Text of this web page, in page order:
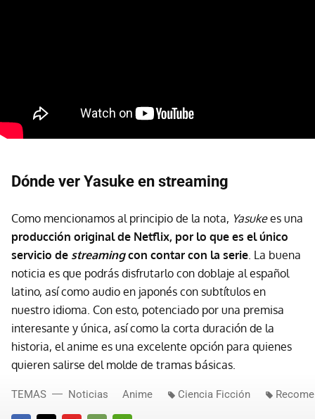
Dónde ver Yasuke en streaming
Como mencionamos al principio de la nota, Yasukees una
producción original de Netflix, por lo que es el único
servicio de streamingcon contar con la serie. La buena
noticia es que podrás disfrutarlo con doblaje al español
latino, así como audio en japonés con subtítulos en
nuestro idioma. Con esto, potenciado por una premisa
interesante y única, así como la corta duración de la
historia, el anime es una excelente opción para quienes
quieren salirse del molde de tramas básicas.
TEMAS Noticias Anime Ciencia Ficción